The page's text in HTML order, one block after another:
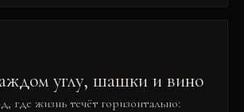
углу, шашки и вино
где жизнь течёт горизонтально: